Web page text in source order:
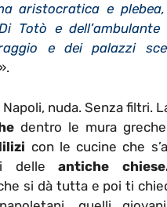
aristocratica e
Totò e
e dei palazzi
».
Napoli, nuda. Senza filtri.
dentro le mura
con le cucine che
delleantiche
si dà tutta e poi ti